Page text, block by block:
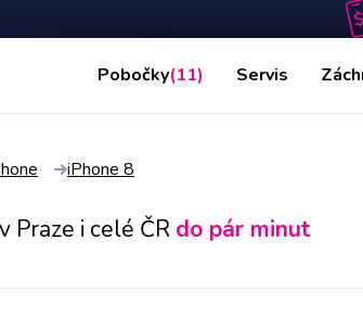
Pobočky(11) Servis
iPhone 8
Praze i celé ČR do pár minut